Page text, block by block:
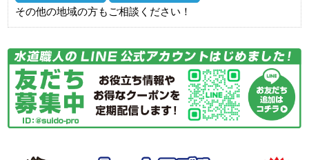
その他の地域の方もご相談ください！